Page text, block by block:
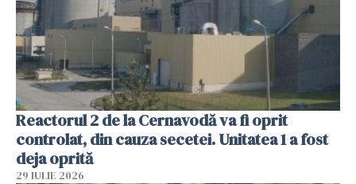
Reactorul 2 de la Cernavodă va fi oprit
controlat, din cauza secetei. Unitatea 1 a fost
deja oprită
29 IULIE 2026